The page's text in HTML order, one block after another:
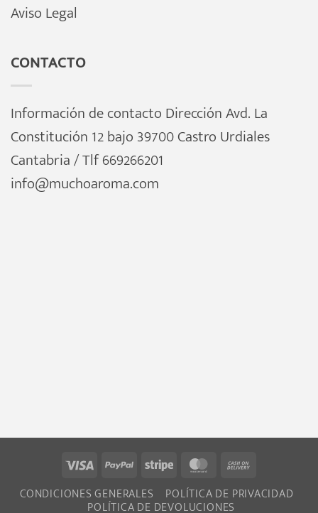
Aviso Legal
CONTACTO
Información de contacto Dirección Avd. La
Constitución 12 bajo 39700 Castro Urdiales
Cantabria / Tlf 669266201
info@muchoaroma.com
Visa PayPalStripe MasterCard
On
CONDICIONES GENERALES POLÍTICA DE PRIVACIDAD
POLÍTICA DE DEVOLUCIONES